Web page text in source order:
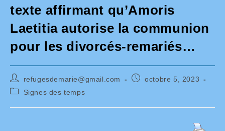
texte affirmant qu’Amoris
Laetitia autorise la communion
pour les divorcés-remariés…
Auteur/autrice
de
la
publication :
refugesdemarie@gmail.com
Publication
octobre 5, 2023
PostSignes des temps